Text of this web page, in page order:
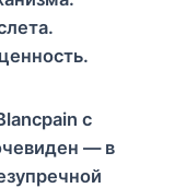
с
— в